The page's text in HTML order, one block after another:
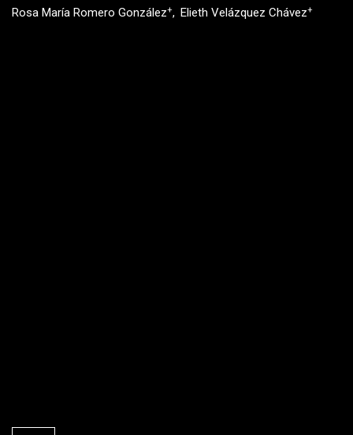
Rosa María Romero González+ Elieth Velázquez Chávez+